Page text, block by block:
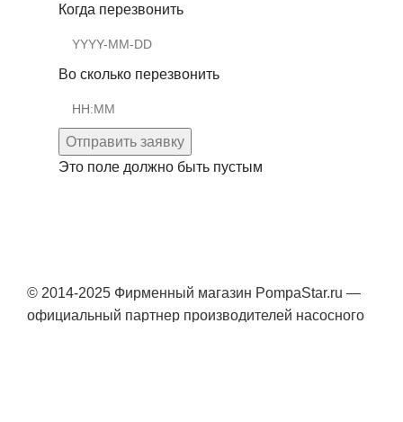
Когда перезвонить
Во сколько перезвонить
Отправить заявку
Это поле должно быть пустым
© 2014-2025 Фирменный магазин PompaStar.ru —
официальный партнер производителей насосного